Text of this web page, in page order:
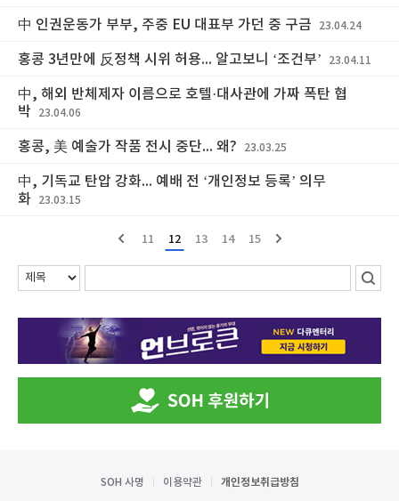
中 인권운동가 부부, 주중 EU 대표부 가던 중 구금 23.04.24
홍콩 3년만에 反정책 시위 허용... 알고보니 ‘조건부’ 23.04.11
中, 해외 반체제자 이름으로 호텔·대사관에 가짜 폭탄 협
박
23.04.06
홍콩, 美 예술가 작품 전시 중단... 왜? 23.03.25
中, 기독교 탄압 강화... 예배 전 ‘개인정보 등록’ 의무
화
23.03.15
11 12 13 14 15
SOH 사명 이용약관 개인정보취급방침